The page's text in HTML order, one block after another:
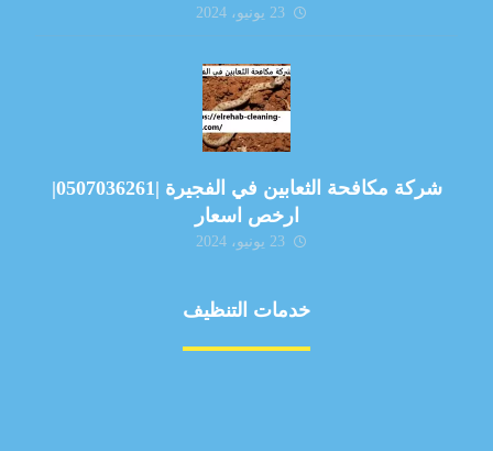
23 يونيو، 2024
شركة مكافحة الثعابين في الفجيرة |0507036261|
ارخص اسعار
23 يونيو، 2024
خدمات التنظيف